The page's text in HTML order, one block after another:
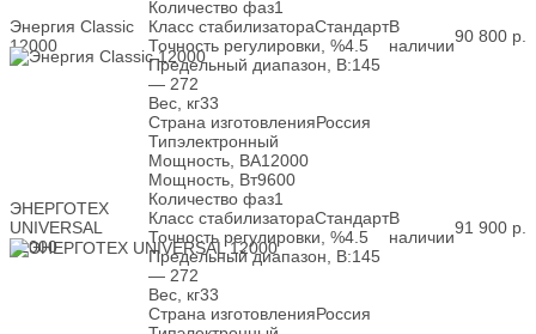
Энергия Classic
12000
Количество фаз1
Класс стабилизатораСтандарт
Точность регулировки, %4.5
Предельный диапазон, В:145
— 272
Вес, кг33
Страна изготовленияРоссия
В
наличии90 800 р.
ЭНЕРГОТЕХ
UNIVERSAL
12000
Типэлектронный
Мощность, ВА12000
Мощность, Вт9600
Количество фаз1
Класс стабилизатораСтандарт
Точность регулировки, %4.5
Предельный диапазон, В:145
— 272
Вес, кг33
Страна изготовленияРоссия
В
наличии91 900 р.